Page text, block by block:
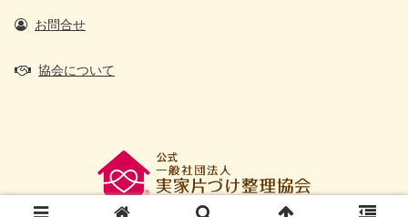
お問合せ
協会について